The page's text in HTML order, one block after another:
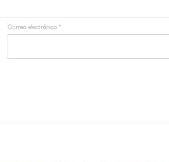
Correo electrónico *